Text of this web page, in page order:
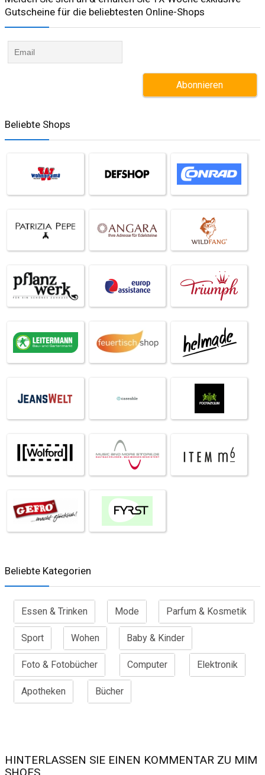
Gutscheine für die beliebtesten Online-Shops​
Beliebte Shops
Beliebte Kategorien
Essen & Trinken Mode Parfum & Kosmetik
Sport Wohen Baby & Kinder
Foto & Fotobücher Computer Elektronik
Apotheken Bücher
HINTERLASSEN SIE EINEN KOMMENTAR ZU MIM